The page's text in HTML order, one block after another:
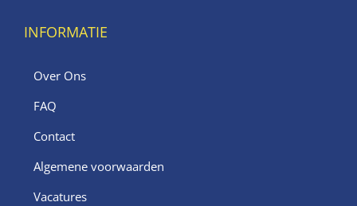
INFORMATIE
Over Ons
FAQ
Contact
Algemene voorwaarden
Vacatures